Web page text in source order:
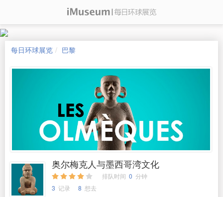
每日环球展览 巴黎
奥尔梅克人与墨西哥湾文化
排队时间 0 分钟
3 记录 8 想去